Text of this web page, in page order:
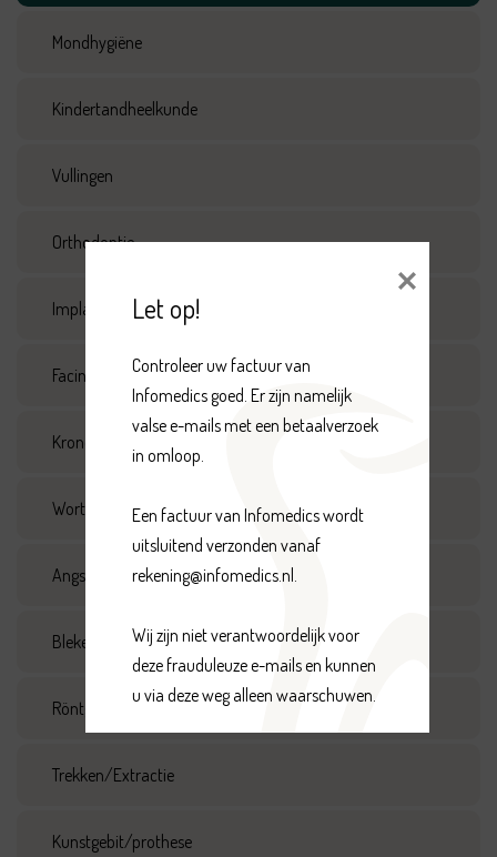
Mondhygiëne
Kindertandheelkunde
Vullingen
Orthodontie
Implantologie
Facings
Kronen, inlay, onlay en bruggen
Wortelkanaalbehandelingen
Angst
Bleken
Röntgen foto’s
Trekken/Extractie
Kunstgebit/prothese
Controleer uw factuur van
Infomedics goed. Er zijn namelijk
valse e-mails met een betaalverzoek
in omloop.
Een factuur van Infomedics wordt
uitsluitend verzonden vanaf
rekening@infomedics.nl.
Wij zijn niet verantwoordelijk voor
deze frauduleuze e-mails en kunnen
u via deze weg alleen waarschuwen.
Let op!